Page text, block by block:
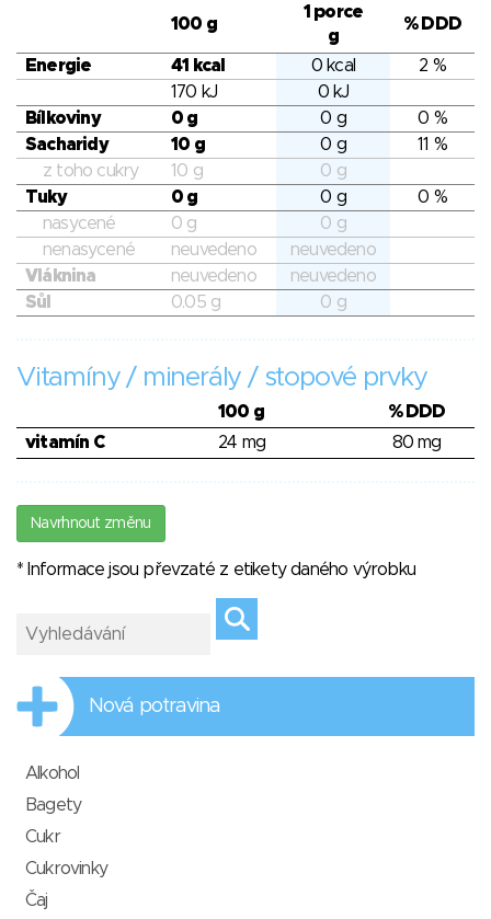
100 g
1 porce
g
% DDD
Energie 41 kcal 0 kcal
2 %
170 kJ
0 kJ
Bílkoviny
0 g 0 g
0 %
Sacharidy
10 g 0 g
11 %
z toho cukry
10 g
0 g
Tuky
0 g 0 g
0 %
nasycené
0 g
0 g
nenasycené
neuvedeno
neuvedeno
Vláknina
neuvedeno
neuvedeno
Sůl
0.05 g 0 g
Vitamíny / minerály / stopové prvky
100 g
% DDD
vitamín C
24 mg 80 mg
Navrhnout změnu
* Informace jsou převzaté z etikety daného výrobku
Nová potravina
Alkohol
Bagety
Cukr
Cukrovinky
Čaj